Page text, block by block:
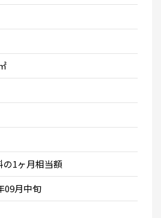
の1ヶ月相当額
09月中旬